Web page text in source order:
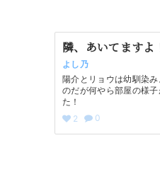
隣、あいてますよ
よし乃
陽介とリョウは幼馴染
のだが何やら部屋の様
た！
2
0